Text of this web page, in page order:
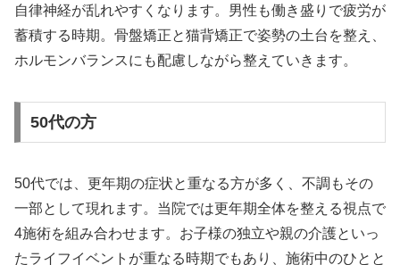
自律神経が乱れやすくなります。男性も働き盛りで疲労が
蓄積する時期。骨盤矯正と猫背矯正で姿勢の土台を整え、
ホルモンバランスにも配慮しながら整えていきます。
50代の方
50代では、更年期の症状と重なる方が多く、不調もその
一部として現れます。当院では更年期全体を整える視点で
4施術を組み合わせます。お子様の独立や親の介護といっ
たライフイベントが重なる時期でもあり、施術中のひとと